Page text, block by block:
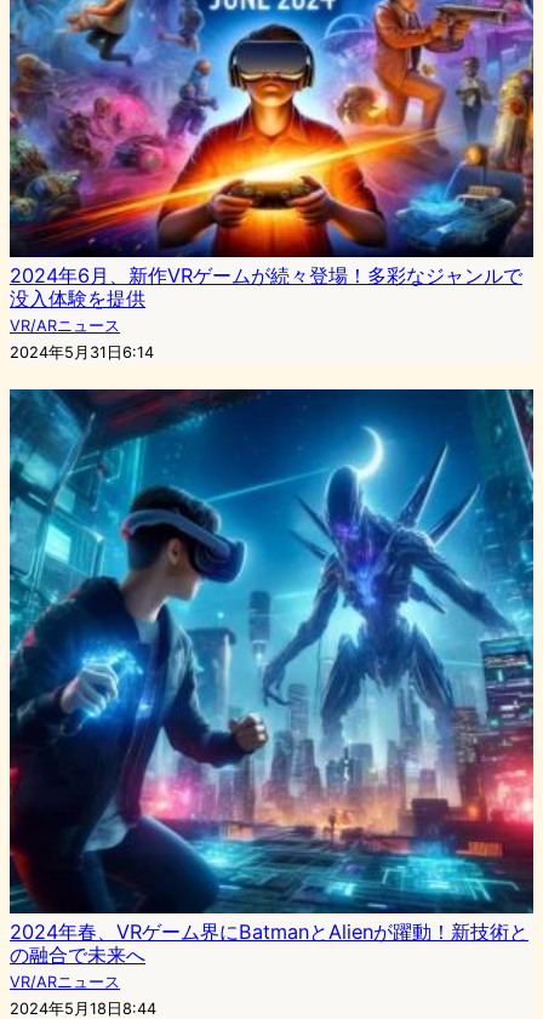
2024年6月、新作VRゲームが続々登場！多彩なジャンルで
没入体験を提供
VR/ARニュース
2024年5月31日6:14
2024年春、VRゲーム界にBatmanとAlienが躍動！新技術と
の融合で未来へ
VR/ARニュース
2024年5月18日8:44